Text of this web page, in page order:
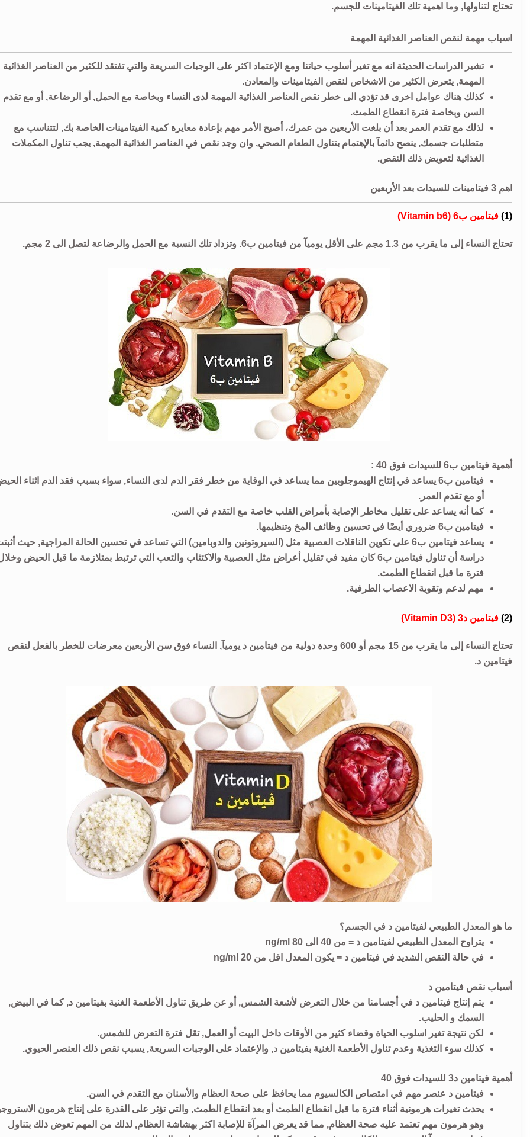
تحتاج لتناولها, وما اهمية تلك الفيتامينات للجسم.
اسباب مهمة لنقص العناصر الغذائية المهمة
تشير الدراسات الحديثة انه مع تغير أسلوب حياتنا ومع الإعتماد اكثر على الوجبات السريعة والتي تفتقد للكثير من العناصر الغذائية
المهمة, يتعرض الكثير من الاشخاص لنقص الفيتامينات والمعادن.
كذلك هناك عوامل اخرى قد تؤدي الى خطر نقص العناصر الغذائية المهمة لدى النساء وبخاصة مع الحمل, أو الرضاعة, أو مع تقدم
السن وبخاصة فترة انقطاع الطمث.
لذلك مع تقدم العمر بعد أن بلغت الأربعين من عمرك، أصبح الأمر مهم بإعادة معايرة كمية الفيتامينات الخاصة بك, لتتناسب مع
متطلبات جسمك, ينصح دائمآ بالإهتمام بتناول الطعام الصحي, وان وجد نقص في العناصر الغذائية المهمة, يجب تناول المكملات
الغذائية لتعويض ذلك النقص.
اهم 3 فيتامينات للسيدات بعد الأربعين
(1) فيتامين ب6 (Vitamin b6)
تحتاج النساء إلى ما يقرب من 1.3 مجم على الأقل يوميآ من فيتامين ب6. وتزداد تلك النسبة مع الحمل والرضاعة لتصل الى 2 مجم.
أهمية فيتامين ب6 للسيدات فوق 40 :
فيتامين ب6 يساعد في إنتاج الهيموجلوبين مما يساعد في الوقاية من خطر فقر الدم لدى النساء, سواء بسبب فقد الدم اثناء
أو مع تقدم العمر.
كما أنه يساعد على تقليل مخاطر الإصابة بأمراض القلب خاصة مع التقدم في السن.
فيتامين ب6 ضروري أيضًا في تحسين وظائف المخ وتنظيمها.
يساعد فيتامين ب6 على تكوين الناقلات العصبية مثل (السيروتونين والدوبامين) التي تساعد في تحسين الحالة المزاجية, حيث
دراسة أن تناول فيتامين ب6 كان مفيد في تقليل أعراض مثل العصبية والاكتئاب والتعب التي ترتبط بمتلازمة ما قبل الحيض
فترة ما قبل انقطاع الطمث.
مهم لدعم وتقوية الاعصاب الطرفية.
(2) فيتامين د3 (Vitamin D3)
تحتاج النساء إلى ما يقرب من 15 مجم أو 600 وحدة دولية من فيتامين د يوميآ, النساء فوق سن الأربعين معرضات للخطر بالفعل لنقص
فيتامين د.
ما هو المعدل الطبيعي لفيتامين د في الجسم؟
يتراوح المعدل الطبيعي لفيتامين د = من 40 الى 80 ng/ml ​
في حالة النقص الشديد في فيتامين د = يكون المعدل اقل من 20 ng/ml
أسباب نقص فيتامين د
يتم إنتاج فيتامين د في أجسامنا من خلال التعرض لأشعة الشمس, أو عن طريق تناول الأطعمة الغنية بفيتامين د, كما في البيض,
السمك و الحليب.
لكن نتيجة تغير اسلوب الحياة وقضاء كثير من الأوقات داخل البيت أو العمل, تقل فترة التعرض للشمس.
كذلك سوء التغذية وعدم تناول الأطعمة الغنية بفيتامين د, والإعتماد على الوجبات السريعة, يسبب نقص ذلك العنصر الحيوي.
أهمية فيتامين د3 للسيدات فوق 40
فيتامين د عنصر مهم في امتصاص الكالسيوم مما يحافظ على صحة العظام والأسنان مع التقدم في السن.
يحدث تغيرات هرمونية أثناء فترة ما قبل انقطاع الطمث أو بعد انقطاع الطمث, والتي تؤثر على القدرة على إنتاج هرمون
وهو هرمون مهم تعتمد عليه صحة العظام, مما قد يعرض المرآة للإصابة اكثر بهشاشة العظام, لذلك من المهم تعوض ذلك بتناول